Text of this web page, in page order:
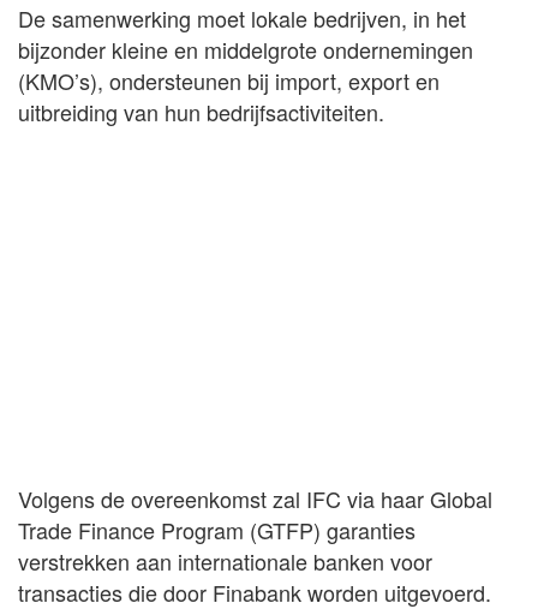
De samenwerking moet lokale bedrijven, in het
bijzonder kleine en middelgrote ondernemingen
(KMO’s), ondersteunen bij import, export en
uitbreiding van hun bedrijfsactiviteiten.
Volgens de overeenkomst zal IFC via haar Global
Trade Finance Program (GTFP) garanties
verstrekken aan internationale banken voor
transacties die door Finabank worden uitgevoerd.